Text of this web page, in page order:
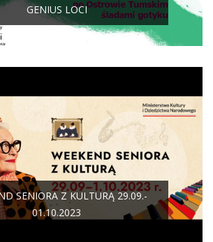
GENIUS LOCI
SENIORA Z KULTURĄ 29.09.-
01.10.2023